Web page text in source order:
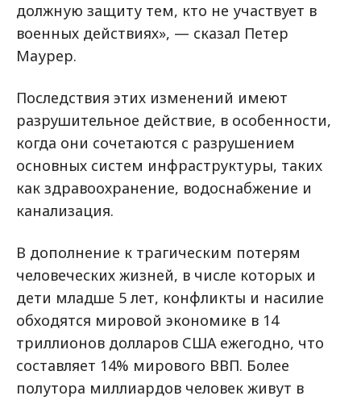
должную защиту тем, кто не участвует в
военных действиях», — сказал Петер
Маурер.
Последствия этих изменений имеют
разрушительное действие, в особенности,
когда они сочетаются с разрушением
основных систем инфраструктуры, таких
как здравоохранение, водоснабжение и
канализация.
В дополнение к трагическим потерям
человеческих жизней, в числе которых и
дети младше 5 лет, конфликты и насилие
обходятся мировой экономике в 14
триллионов долларов США ежегодно, что
составляет 14% мирового ВВП. Более
полутора миллиардов человек живут в